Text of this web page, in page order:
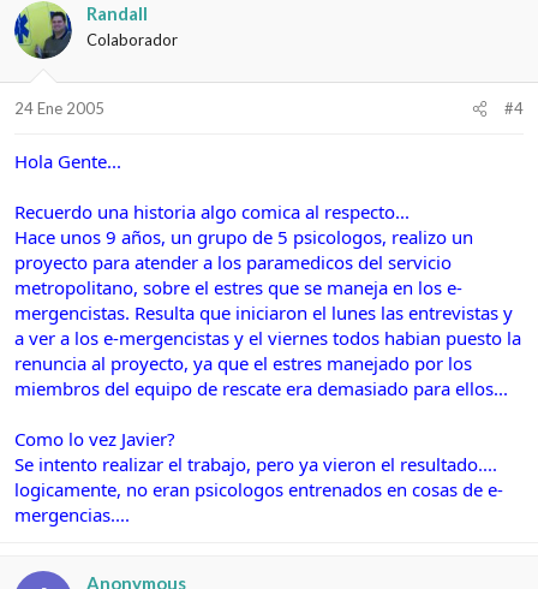
Randall
Colaborador
24 Ene 2005 #4
Hola Gente...
Recuerdo una historia algo comica al respecto...
Hace unos 9 años, un grupo de 5 psicologos, realizo un
proyecto para atender a los paramedicos del servicio
metropolitano, sobre el estres que se maneja en los e-
mergencistas. Resulta que iniciaron el lunes las entrevistas y
a ver a los e-mergencistas y el viernes todos habian puesto la
renuncia al proyecto, ya que el estres manejado por los
miembros del equipo de rescate era demasiado para ellos...
Como lo vez Javier?
Se intento realizar el trabajo, pero ya vieron el resultado....
logicamente, no eran psicologos entrenados en cosas de e-
mergencias....
Anonymous